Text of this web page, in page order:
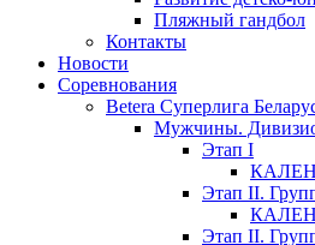
Пляжный гандбол
Контакты
Новости
Соревнования
Betera Суперлига
Мужчины.
Этап I
Этап II.
Этап II.